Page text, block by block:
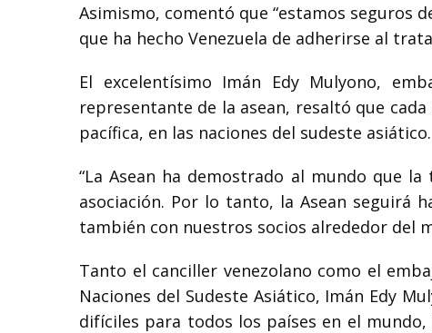
Asimismo, comentó que “estamos seguros
que ha hecho Venezuela de adherirse al
El excelentísimo Imán Edy Mulyono,
representante de la asean, resaltó que
pacífica, en las naciones del sudeste asiático.
“La Asean ha demostrado al mundo que
asociación. Por lo tanto, la Asean seguirá
también con nuestros socios alrededor del
Tanto el canciller venezolano como el
Naciones del Sudeste Asiático, Imán Edy
difíciles para todos los países en el